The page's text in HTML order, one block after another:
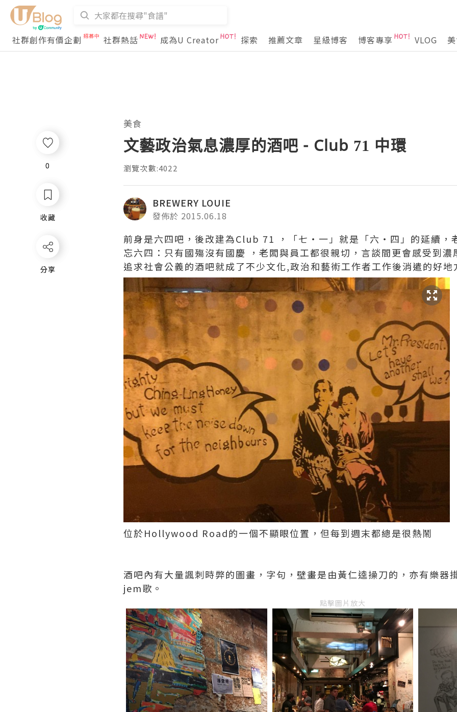
社群創作有價企劃
社群熱話 成為U Creator 探索 推薦文章 星級博客 博客專享 VLOG
0
收藏
分享
美食
文藝政治氣息濃厚的酒吧 - Club 71 中環
瀏覽次數:4022
BREWERY LOUIE
發佈於 2015.06.18
前身是六四吧，後改建為Club 71 ，「七‧一」就是「六‧四」的延續，
忘六四：只有國殤沒有國慶 ，老闆與員工都很親切，言談間更會感受到濃
追求社會公義的酒吧就成了不少文化,政治和藝術工作者工作後消遣的好地
位於Hollywood Road的一個不顯眼位置，但每到週末都總是很熱鬧
酒吧內有大量諷刺時弊的圖畫，字句，壁畫是由黃仁逵操刀的，亦有樂器
jem歌。
點擊圖片放大
0
收藏
分享